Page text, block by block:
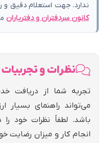
ندارد. جهت استعلام دقیق
کانون سردفتران و دفتریاران
نظرات و
تجربه شما از دریافت
می‌تواند راهنمای بسیار
باشد. لطفاً نظرات خود
انجام کار و میزان رضایت